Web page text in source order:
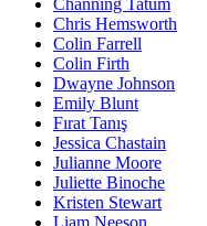
Channing Tatum
Chris Hemsworth
Colin Farrell
Colin Firth
Dwayne Johnson
Emily Blunt
Fırat Tanış
Jessica Chastain
Julianne Moore
Juliette Binoche
Kristen Stewart